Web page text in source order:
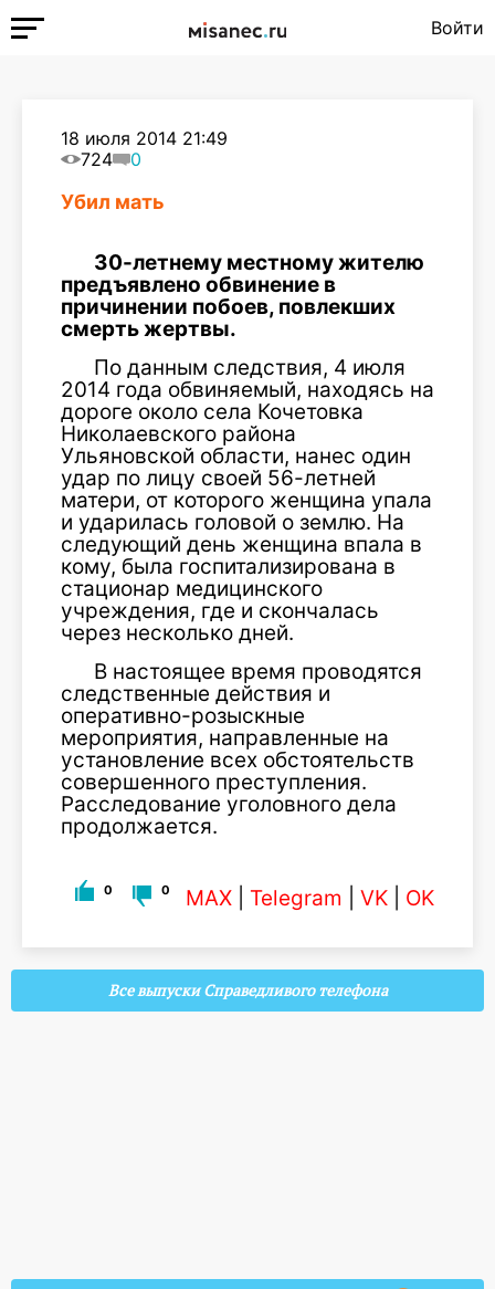
Войти
18 июля 2014 21:49
724
0
Убил мать
30-летнему местному жителю
предъявлено обвинение в
причинении побоев, повлекших
смерть жертвы.
По данным следствия, 4 июля
2014 года обвиняемый, находясь на
дороге около села Кочетовка
Николаевского района
Ульяновской области, нанес один
удар по лицу своей 56-летней
матери, от которого женщина упала
и ударилась головой о землю. На
следующий день женщина впала в
кому, была госпитализирована в
стационар медицинского
учреждения, где и скончалась
через несколько дней.
В настоящее время проводятся
следственные действия и
оперативно-розыскные
мероприятия, направленные на
установление всех обстоятельств
совершенного преступления.
Расследование уголовного дела
продолжается.
0 0 MAX Telegram VK OK
Все выпуски Справедливого телефона